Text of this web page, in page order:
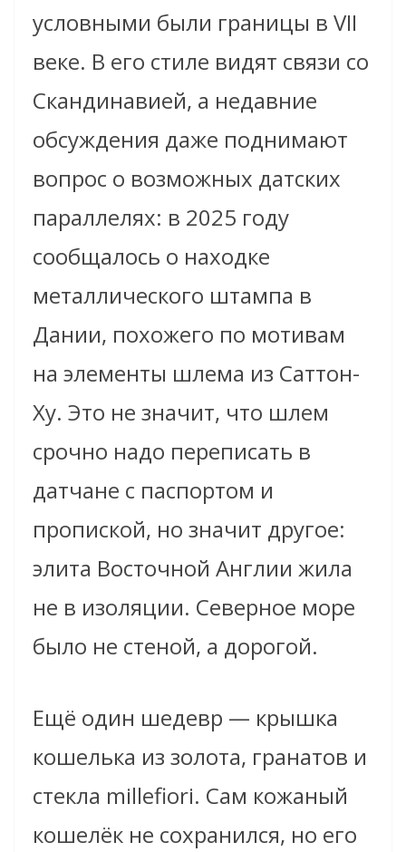
условными были границы в VII
веке. В его стиле видят связи со
Скандинавией, а недавние
обсуждения даже поднимают
вопрос о возможных датских
параллелях: в 2025 году
сообщалось о находке
металлического штампа в
Дании, похожего по мотивам
на элементы шлема из Саттон-
Ху. Это не значит, что шлем
срочно надо переписать в
датчане с паспортом и
пропиской, но значит другое:
элита Восточной Англии жила
не в изоляции. Северное море
было не стеной, а дорогой.
Ещё один шедевр — крышка
кошелька из золота, гранатов и
стекла millefiori. Сам кожаный
кошелёк не сохранился, но его